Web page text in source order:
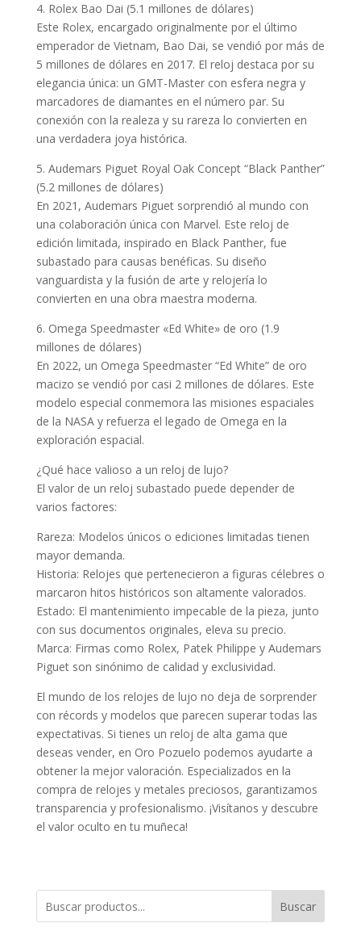
4. Rolex Bao Dai (5.1 millones de dólares)
Este Rolex, encargado originalmente por el último
emperador de Vietnam, Bao Dai, se vendió por más de
5 millones de dólares en 2017. El reloj destaca por su
elegancia única: un GMT-Master con esfera negra y
marcadores de diamantes en el número par. Su
conexión con la realeza y su rareza lo convierten en
una verdadera joya histórica.
5. Audemars Piguet Royal Oak Concept “Black Panther”
(5.2 millones de dólares)
En 2021, Audemars Piguet sorprendió al mundo con
una colaboración única con Marvel. Este reloj de
edición limitada, inspirado en Black Panther, fue
subastado para causas benéficas. Su diseño
vanguardista y la fusión de arte y relojería lo
convierten en una obra maestra moderna.
6. Omega Speedmaster «Ed White» de oro (1.9
millones de dólares)
En 2022, un Omega Speedmaster “Ed White” de oro
macizo se vendió por casi 2 millones de dólares. Este
modelo especial conmemora las misiones espaciales
de la NASA y refuerza el legado de Omega en la
exploración espacial.
¿Qué hace valioso a un reloj de lujo?
El valor de un reloj subastado puede depender de
varios factores:
Rareza: Modelos únicos o ediciones limitadas tienen
mayor demanda.
Historia: Relojes que pertenecieron a figuras célebres o
marcaron hitos históricos son altamente valorados.
Estado: El mantenimiento impecable de la pieza, junto
con sus documentos originales, eleva su precio.
Marca: Firmas como Rolex, Patek Philippe y Audemars
Piguet son sinónimo de calidad y exclusividad.
El mundo de los relojes de lujo no deja de sorprender
con récords y modelos que parecen superar todas las
expectativas. Si tienes un reloj de alta gama que
deseas vender, en Oro Pozuelo podemos ayudarte a
obtener la mejor valoración. Especializados en la
compra de relojes y metales preciosos, garantizamos
transparencia y profesionalismo. ¡Visítanos y descubre
el valor oculto en tu muñeca!
Buscar